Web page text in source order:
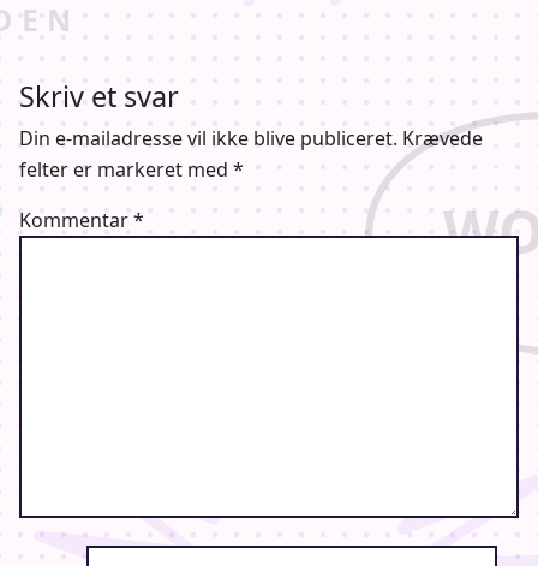
Skriv et svar
Din e-mailadresse vil ikke blive publiceret. Krævede
felter er markeret med *
Kommentar*